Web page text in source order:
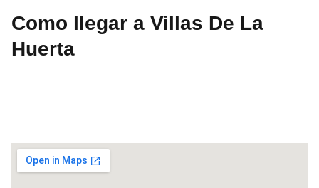
Como llegar a Villas De La
Huerta